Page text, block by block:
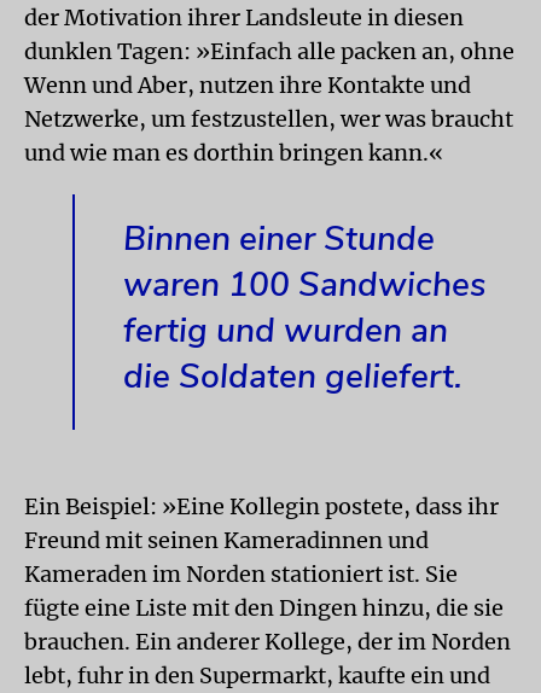
der Motivation ihrer Landsleute in diesen
dunklen Tagen: »Einfach alle packen an, ohne
Wenn und Aber, nutzen ihre Kontakte und
Netzwerke, um festzustellen, wer was braucht
und wie man es dorthin bringen kann.«
Binnen einer Stunde
waren 100 Sandwiches
fertig und wurden an
die Soldaten geliefert.
Ein Beispiel: »Eine Kollegin postete, dass ihr
Freund mit seinen Kameradinnen und
Kameraden im Norden stationiert ist. Sie
fügte eine Liste mit den Dingen hinzu, die sie
brauchen. Ein anderer Kollege, der im Norden
lebt, fuhr in den Supermarkt, kaufte ein und